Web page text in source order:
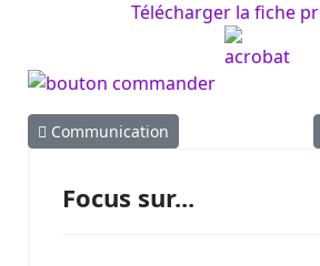
Télécharger la fiche
Article précédent : Communication
Communication
Focus sur...